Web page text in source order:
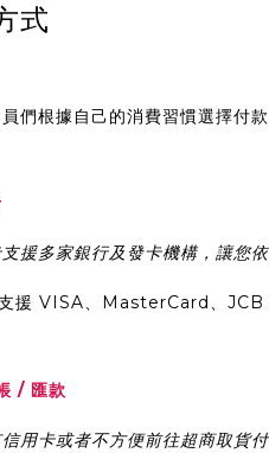
式
們根據自己的消費習慣選擇付
援多家銀行及發卡機構，讓您
援 VISA、MasterCard、JCB
/ 匯款
用卡或者不方便前往超商取貨